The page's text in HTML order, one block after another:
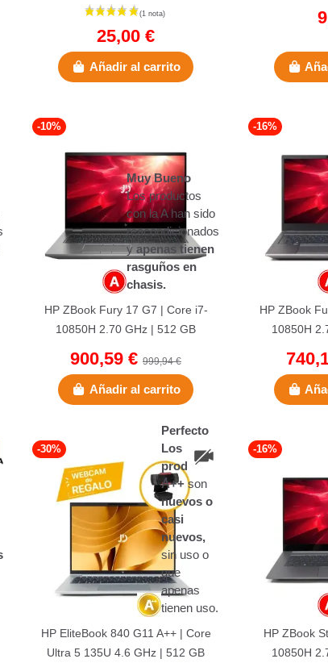
AC1300 Mbps | Dual Band
25,00 €
Añadir al carrito
Muy Bueno
Los productos
con la A han sido
reacondicionados
y apenas tienen
rasguños en
chasis.
-10%
HP ZBook Fury 17 G7 | Core i7-
10850H 2.70 GHz | 512 GB
Sin...
900,59 € 999,94 €
Añadir al carrito
-16%
HP ZBook
10850H
Perfecto
Los
productos
A++son
nuevos o
casi
nuevos,
sin uso o
que
apenas
tienen uso.
-30%
HP EliteBook 840 G11 A++ | Core
Ultra 5 135U 4.6 GHz | 512 GB
-16%
HP ZBook
10850H